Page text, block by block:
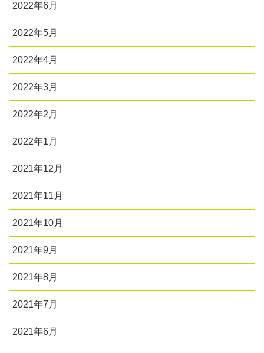
2022年6月
2022年5月
2022年4月
2022年3月
2022年2月
2022年1月
2021年12月
2021年11月
2021年10月
2021年9月
2021年8月
2021年7月
2021年6月